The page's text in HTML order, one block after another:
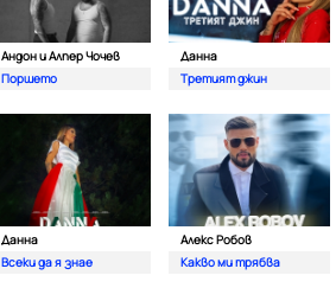
Андон и Алпер Чочев
Поршето
Данна
Третият джин
Данна
Всеки да я знае
Алекс Робов
Какво ми трябва